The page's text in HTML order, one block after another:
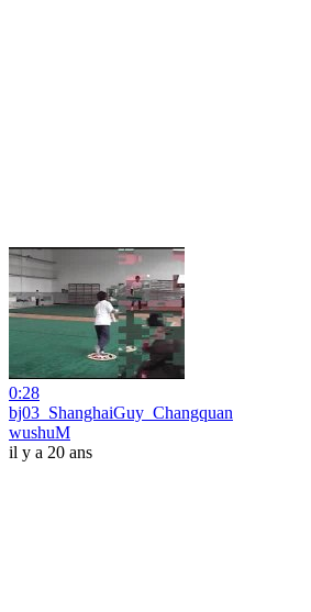
0:28
bj03_ShanghaiGuy_Changquan
wushuM
il y a 20 ans